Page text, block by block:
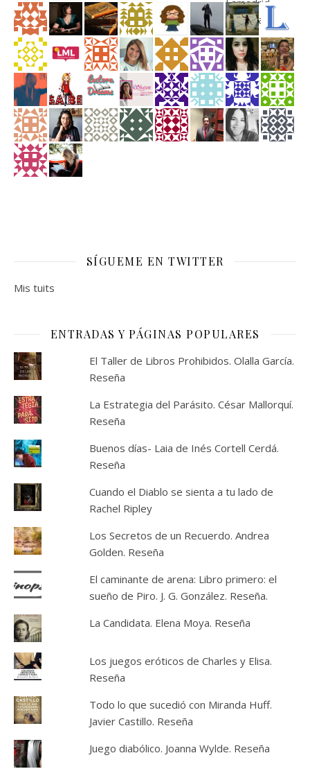
SÍGUEME EN TWITTER
Mis tuits
ENTRADAS Y PÁGINAS POPULARES
El Taller de Libros Prohibidos. Olalla García.
Reseña
La Estrategia del Parásito. César Mallorquí.
Reseña
Buenos días- Laia de Inés Cortell Cerdá.
Reseña
Cuando el Diablo se sienta a tu lado de
Rachel Ripley
Los Secretos de un Recuerdo. Andrea
Golden. Reseña
El caminante de arena: Libro primero: el
sueño de Piro. J. G. González. Reseña.
La Candidata. Elena Moya. Reseña
Los juegos eróticos de Charles y Elisa.
Reseña
Todo lo que sucedió con Miranda Huff.
Javier Castillo. Reseña
Juego diabólico. Joanna Wylde. Reseña